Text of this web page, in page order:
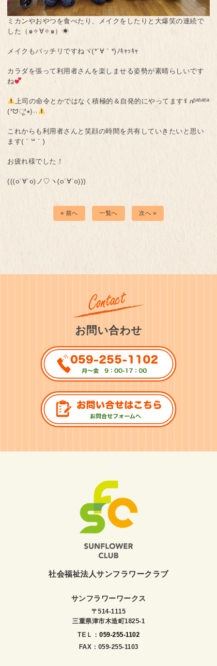
ミカンやおやつを食べたり、メイクをしたりと大爆笑の連続で
した（๑✧∀✧๑）☀
メイクもバッチリですねヾ(*´∀｀*)ﾉｷｬｯｷｬ
カラダを張って利用者さんを楽しませる姿勢が素晴らしいです
ね
上司の命令とかではなく積極的＆自発的にやってますꉂ л̵ʱªʱªʱª
(ᕑᗢूᓫ∗)˒˒
これからも利用者さんと笑顔の時間を共有していきたいと思い
ます( ´ ꒳ ` )
お疲れ様でした！
(((о´∀`о)ノ♡ヽ(о´∀`о)))
« 前へ 一覧へ 次へ »
お問い合わせ
社会福祉法人サンフラワークラブ
サンフラワーワークス
〒514-1115
三重県津市木造町1825-1
TEＬ : 059-255-1102
FAX : 059-255-1103